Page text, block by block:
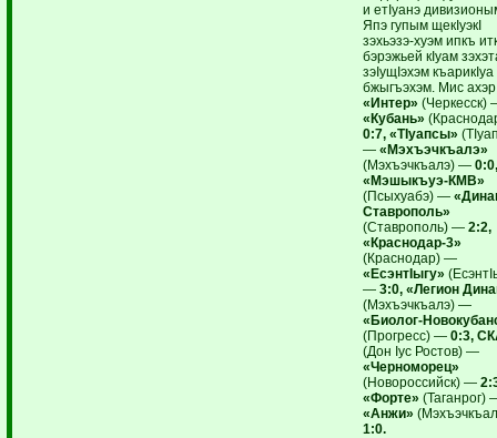
и етIуанэ
Япэ гупым щекIуэкI
зэхьэзэ-хуэм ипкъ
бэрэжьей кIуам
зэIущIэхэм къарикIуа
бжыгъэхэм. Мис
«Интер» (Черкесск)
«Кубань»
0:7, «ТIуапсы»
—«Мэхъэчкъалэ»
(Мэхъэчкъалэ) —
«Мэшыкъуэ-КМВ»
(Псыхуабэ) —
Ставрополь»
(Ставрополь) —2:2,
«Краснодар-3»
(Краснодар) —
«ЕсэнтIыгу»
—3:0, «Легион
(Мэхъэчкъалэ) —
«Биолог-
(Прогресс) —0:3,
(Дон Iус Ростов) —
«Черноморец»
(Новороссийск) —
«Форте» (Таганрог)
«Анжи»
1:0.